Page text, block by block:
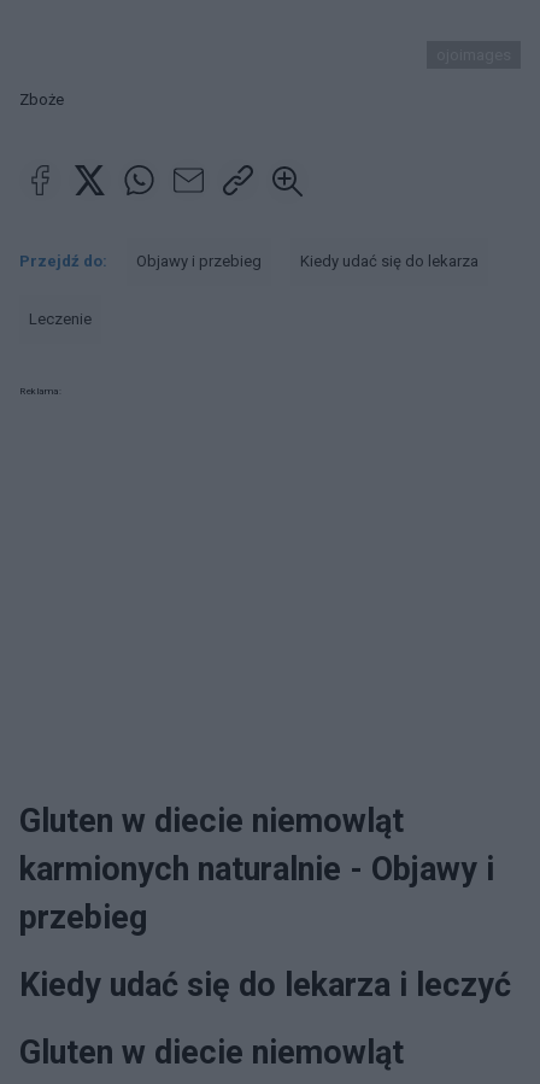
Zboże
Przejdź do: Objawy i przebieg Kiedy udać się do lekarza
Leczenie
Reklama:
Gluten w diecie niemowląt
karmionych naturalnie - Objawy i
przebieg
Kiedy udać się do lekarza i leczyć
Gluten w diecie niemowląt